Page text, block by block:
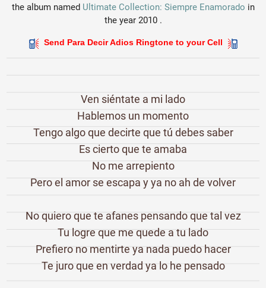
the album named Ultimate Collection: Siempre Enamorado in
the year 2010 .
Send Para Decir Adios Ringtone to your Cell
Ven siéntate a mi lado
Hablemos un momento
Tengo algo que decirte que tú debes saber
Es cierto que te amaba
No me arrepiento
Pero el amor se escapa y ya no ah de volver
No quiero que te afanes pensando que tal vez
Tu logre que me quede a tu lado
Prefiero no mentirte ya nada puedo hacer
Te juro que en verdad ya lo he pensado